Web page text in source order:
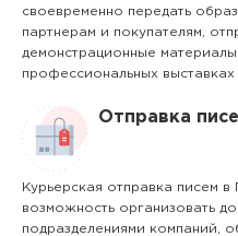
своевременно передать
партнерам и покупателям,
демонстрационные материалы
профессиональных выставках
Отправка
Курьерская отправка писем в
возможность организовать
подразделениями компаний,